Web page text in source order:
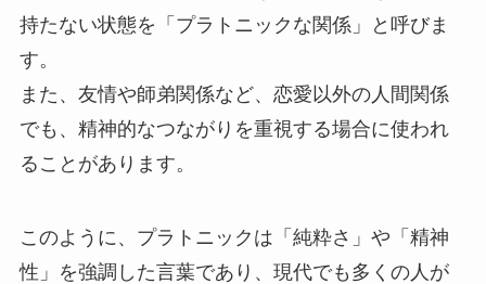
持たない状態を「プラトニックな関係」と呼びま
す。
また、友情や師弟関係など、恋愛以外の人間関係
でも、精神的なつながりを重視する場合に使われ
ることがあります。
このように、プラトニックは「純粋さ」や「精神
性」を強調した言葉であり、現代でも多くの人が